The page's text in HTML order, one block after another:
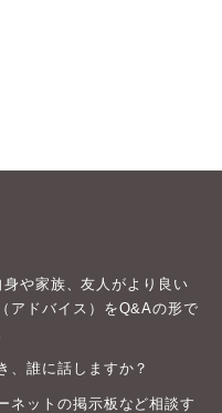
や家族、友人がより良い
アドバイス）をQ&Aの形で
、誰に話しますか？
ネットの掲示板など相談す